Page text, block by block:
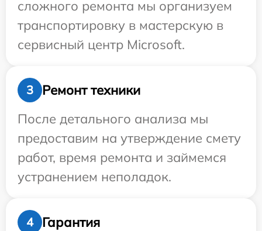
сложного ремонта мы организуем
транспортировку в мастерскую в
сервисный центр Microsoft.
3
Ремонт техники
После детального анализа мы
предоставим на утверждение смету
работ, время ремонта и займемся
устранением неполадок.
4
Гарантия